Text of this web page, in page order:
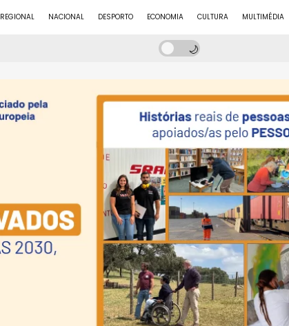
REGIONAL NACIONAL DESPORTO ECONOMIA CULTURA MULTIMÉDIA